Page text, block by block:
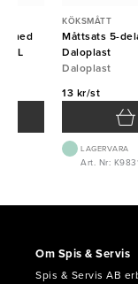
med
1L
KÖKSMÅTT
Måttsats 5-
Daloplast
Daloplast
13 kr/st
LAGERVARA
Art. Nr:
Om Spis & Servis
Spis & Servis AB